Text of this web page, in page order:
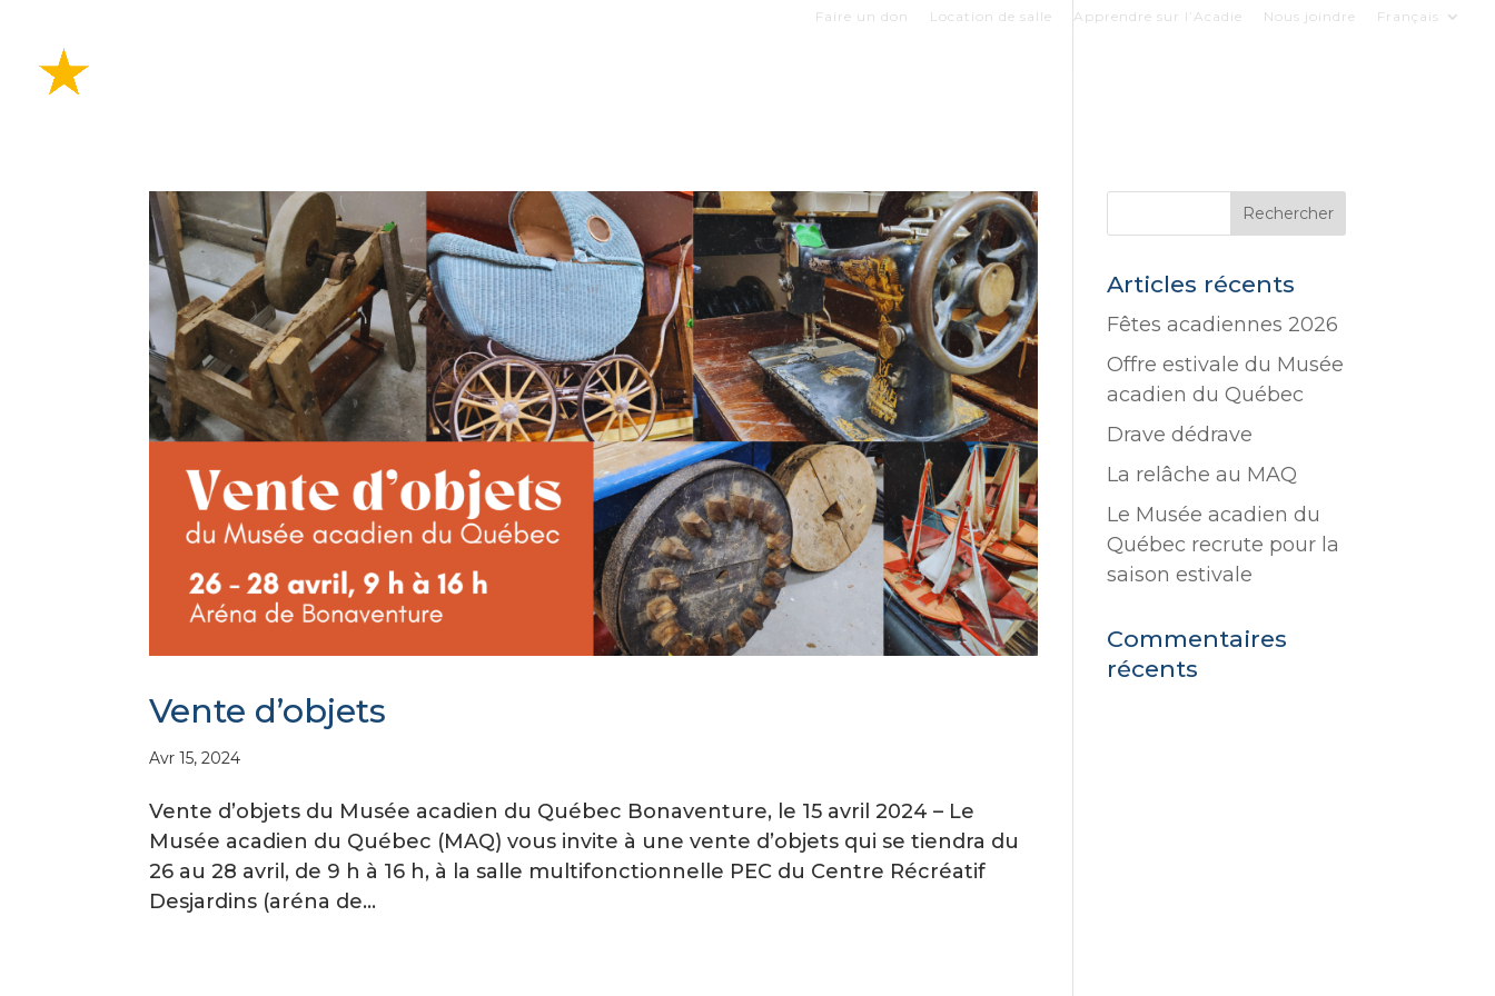
Faire un don Location de salle Apprendre sur l’Acadie Nous joindre Français
Vente d’objets
Avr 15, 2024
Vente d’objets du Musée acadien du Québec Bonaventure, le 15 avril 2024 – Le
Musée acadien du Québec (MAQ) vous invite à une vente d’objets qui se tiendra du
26 au 28 avril, de 9 h à 16 h, à la salle multifonctionnelle PEC du Centre Récréatif
Desjardins (aréna de...
Articles récents
Fêtes acadiennes 2026
Offre estivale du Musée
acadien du Québec
Drave dédrave
La relâche au MAQ
Le Musée acadien du
Québec recrute pour la
saison estivale
Commentaires
récents